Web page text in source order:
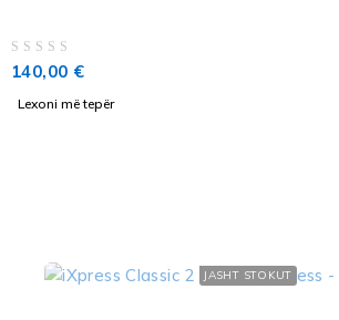
140,00 €
Lexoni më tepër
JASHT STOKUT